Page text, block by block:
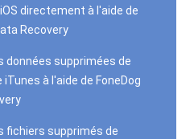
directement à l'aide de
Recovery
données supprimées de
iTunes à l'aide de FoneDog
fichiers supprimés de